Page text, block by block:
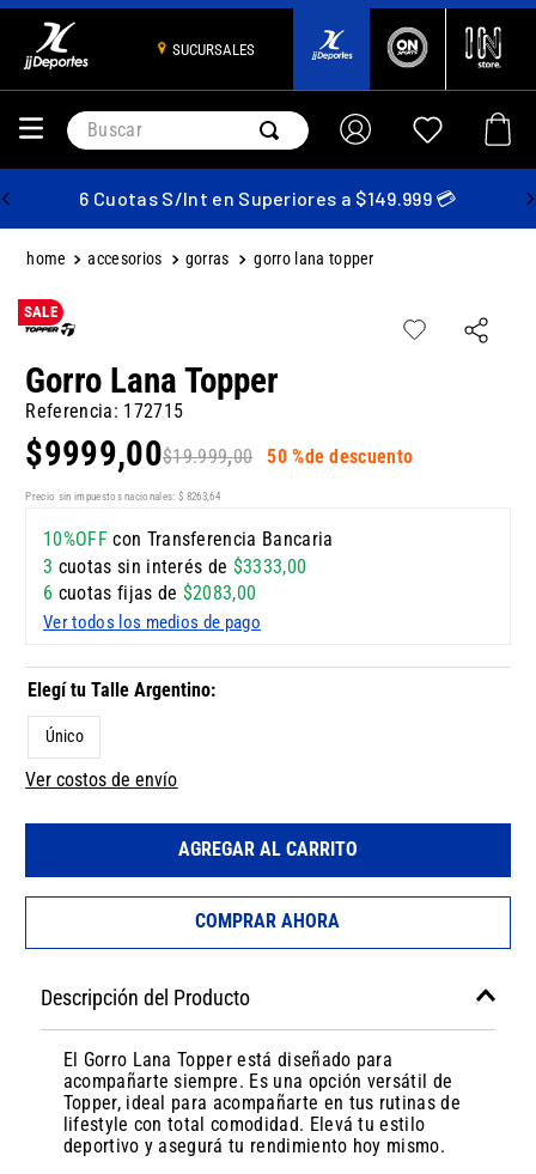
SUCURSALES
Buscar
6 Cuotas S/Int en Superiores a $149.999 💳
accesorios gorras gorro lana topper
SALE
Gorro Lana Topper
Referencia: 172715
$19.999,00
$9999,00 50 %de descuento
Precio sin impuestos nacionales: $ 8263,64
10%OFFcon Transferencia Bancaria
3 cuotas sin interés de $3333,00
6 cuotas fijas de $2083,00
Ver todos los medios de pago
Único
Ver costos de envío
AGREGAR AL CARRITO
COMPRAR AHORA
Descripción del Producto
El Gorro Lana Topper está diseñado para
acompañarte siempre. Es una opción versátil de
Topper, ideal para acompañarte en tus rutinas de
lifestyle con total comodidad. Elevá tu estilo
deportivo y asegurá tu rendimiento hoy mismo.